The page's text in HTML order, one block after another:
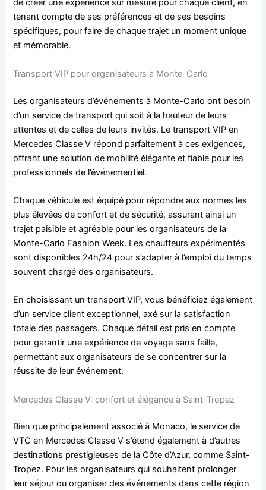
de créer une expérience sur mesure pour chaque client, en
tenant compte de ses préférences et de ses besoins
spécifiques, pour faire de chaque trajet un moment unique
et mémorable.
Transport VIP pour organisateurs à Monte-Carlo
Les organisateurs d’événements à Monte-Carlo ont besoin
d’un service de transport qui soit à la hauteur de leurs
attentes et de celles de leurs invités. Le transport VIP en
Mercedes Classe V répond parfaitement à ces exigences,
offrant une solution de mobilité élégante et fiable pour les
professionnels de l’événementiel.
Chaque véhicule est équipé pour répondre aux normes les
plus élevées de confort et de sécurité, assurant ainsi un
trajet paisible et agréable pour les organisateurs de la
Monte-Carlo Fashion Week. Les chauffeurs expérimentés
sont disponibles 24h/24 pour s’adapter à l’emploi du temps
souvent chargé des organisateurs.
En choisissant un transport VIP, vous bénéficiez également
d’un service client exceptionnel, axé sur la satisfaction
totale des passagers. Chaque détail est pris en compte
pour garantir une expérience de voyage sans faille,
permettant aux organisateurs de se concentrer sur la
réussite de leur événement.
Mercedes Classe V: confort et élégance à Saint-Tropez
Bien que principalement associé à Monaco, le service de
VTC en Mercedes Classe V s’étend également à d’autres
destinations prestigieuses de la Côte d’Azur, comme Saint-
Tropez. Pour les organisateurs qui souhaitent prolonger
leur séjour ou organiser des événements dans cette région